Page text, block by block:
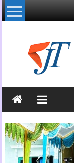
Lompat
ke
Kabar
Jawa
Timur
Media
Online